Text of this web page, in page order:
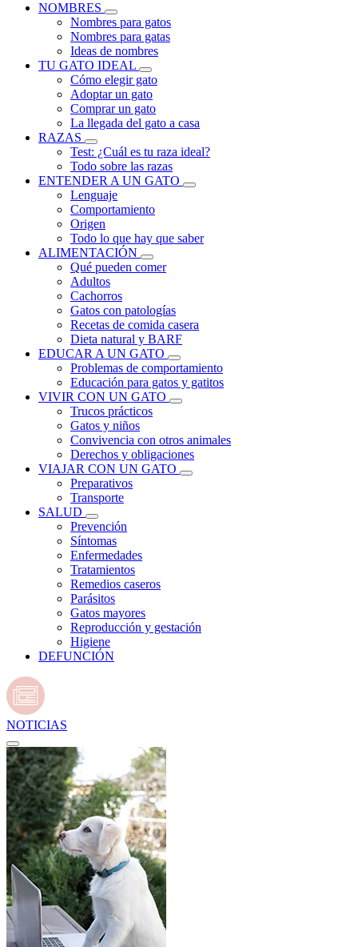
NOMBRES
Nombres para gatos
Nombres para gatas
Ideas de nombres
TU GATO IDEAL
Cómo elegir gato
Adoptar un gato
Comprar un gato
La llegada del gato a casa
RAZAS
Test: ¿Cuál es tu raza ideal?
Todo sobre las razas
ENTENDER A UN GATO
Lenguaje
Comportamiento
Origen
Todo lo que hay que saber
ALIMENTACIÓN
Qué pueden comer
Adultos
Cachorros
Gatos con patologías
Recetas de comida casera
Dieta natural y BARF
EDUCAR A UN GATO
Problemas de comportamiento
Educación para gatos y gatitos
VIVIR CON UN GATO
Trucos prácticos
Gatos y niños
Convivencia con otros animales
Derechos y obligaciones
VIAJAR CON UN GATO
Preparativos
Transporte
SALUD
Prevención
Síntomas
Enfermedades
Tratamientos
Remedios caseros
Parásitos
Gatos mayores
Reproducción y gestación
Higiene
DEFUNCIÓN
NOTICIAS